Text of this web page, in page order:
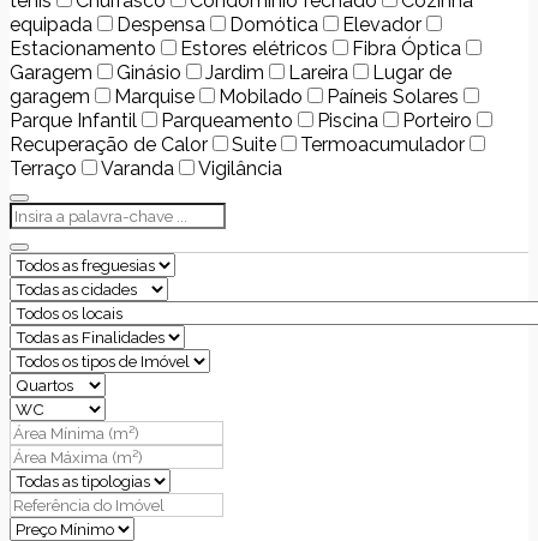
equipada
Despensa Domótica
Elevador
Estacionamento
Estores elétricos
Fibra Óptica
Garagem
Ginásio Jardim Lareira
Lugar de
garagem
Marquise Mobilado
Paíneis Solares
Parque Infantil
Parqueamento Piscina
Porteiro
Recuperação de Calor
Suite
Termoacumulador
Terraço
Varanda Vigilância